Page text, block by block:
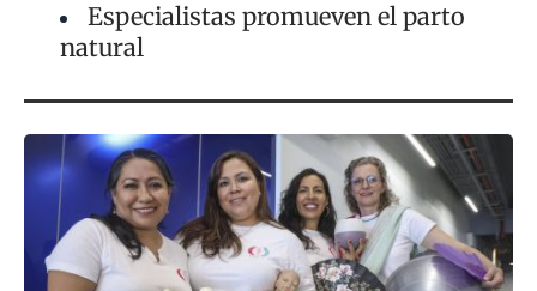
Especialistas promueven el parto
natural